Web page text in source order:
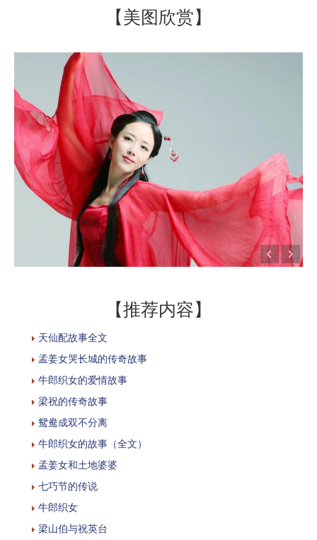
【美图欣赏】
【推荐内容】
天仙配故事全文
孟姜女哭长城的传奇故事
牛郎织女的爱情故事
梁祝的传奇故事
鸳鸯成双不分离
牛郎织女的故事（全文）
孟姜女和土地婆婆
七巧节的传说
牛郎织女
梁山伯与祝英台